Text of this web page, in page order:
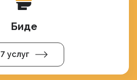
Биде
7 услуг